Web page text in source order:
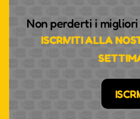
Non perderti i
ISCRIVITI ALLA